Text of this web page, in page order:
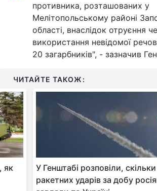
Здоров'я Туризм
Цікавинки Погода
Лонгріди
Відео з Youtube Статті
Інтерв'ю Думки
Архів Вакансії
Контакти
противника, розташованих у
Мелітопольському районі
області, внаслідок отруєння
використання невідомої
20 загарбників", - зазначив
ЧИТАЙТЕ ТАКОЖ:
як
У Генштабі розповіли, скільки
ракетних ударів за добу